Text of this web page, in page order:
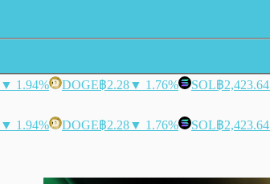
▼ 1.94% DOGE฿2.28▼ 1.76% SOL฿2,423.64
▼ 1.94% DOGE฿2.28▼ 1.76% SOL฿2,423.64